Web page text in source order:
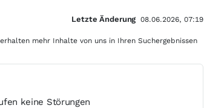
keine Störungen
Letzte Änderung 08.06.2026, 07:19
mehr Inhalte von uns in Ihren Suchergebnissen